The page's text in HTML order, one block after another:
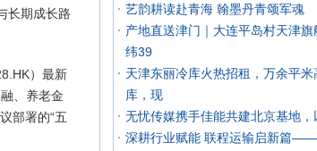
长期成长路
）最新
、养老金
部署的“五
艺韵耕读赴青海 翰墨丹青颂军魂
产地直送津门｜大连平岛村天津
纬39
天津东丽冷库火热招租，万余平米
库，现
无忧传媒携手佳能共建北京基地，
深耕行业赋能 联程运输启新篇